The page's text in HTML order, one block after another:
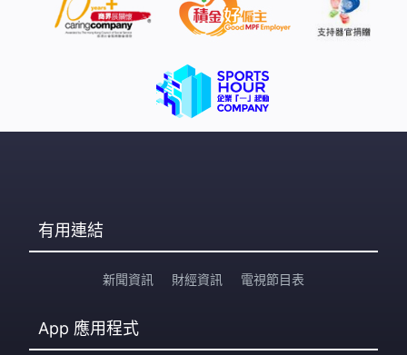
有用連結
新聞資訊 財經資訊 電視節目表
App 應用程式